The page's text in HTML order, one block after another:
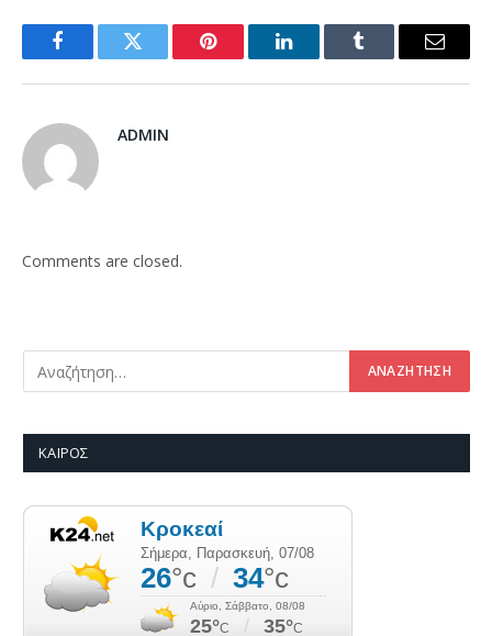
FacebookTwitter Pinterest LinkedInTumblr Email
ADMIN
Comments are closed.
ΚΑΙΡΌΣ